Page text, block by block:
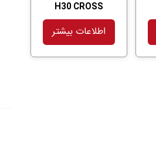
H30 CROSS
اطلاعات بیشتر